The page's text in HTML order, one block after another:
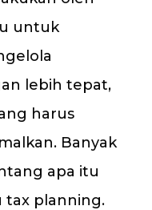
untuk
lebih tepat,
harus
Banyak
apa itu
tax planning.